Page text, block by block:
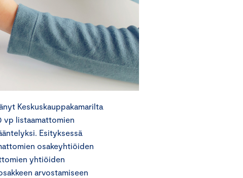
Keskuskauppakamarilta
vp listaamattomien
Esityksessä
osakeyhtiöiden
yhtiöiden
arvostamiseen